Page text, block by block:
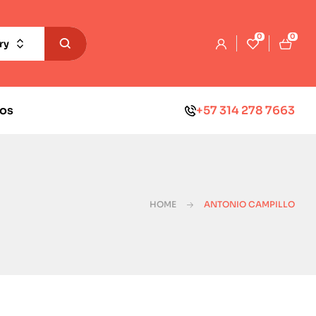
0 0
+57 314 278 7663
HOME ANTONIO CAMPILLO